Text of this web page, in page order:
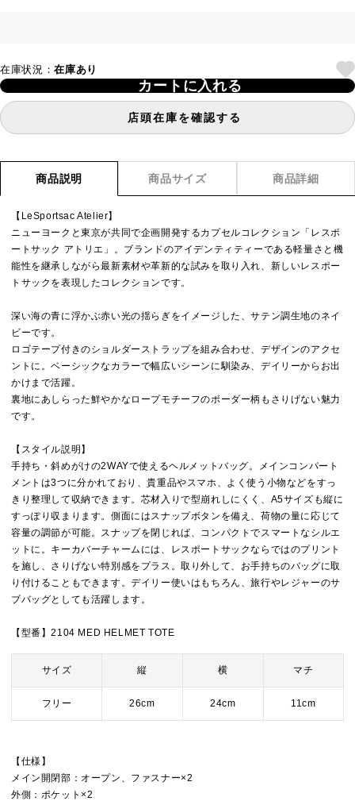
在庫状況：在庫あり
カートに入れる
店頭在庫を確認する
商品説明 商品サイズ 商品詳細
【LeSportsac Atelier】
ニューヨークと東京が共同で企画開発するカプセルコレクション「レスポ
ートサック アトリエ」。ブランドのアイデンティティーである軽量さと機
能性を継承しながら最新素材や革新的な試みを取り入れ、新しいレスポー
トサックを表現したコレクションです。
深い海の青に浮かぶ赤い光の揺らぎをイメージした、サテン調生地のネイ
ビーです。
ロゴテープ付きのショルダーストラップを組み合わせ、デザインのアクセ
ントに。ベーシックなカラーで幅広いシーンに馴染み、デイリーからお出
かけまで活躍。
裏地にあしらった鮮やかなロープモチーフのボーダー柄もさりげない魅力
です。
【スタイル説明】
手持ち・斜めがけの2WAYで使えるヘルメットバッグ。メインコンパート
メントは3つに分かれており、貴重品やスマホ、よく使う小物などをすっ
きり整理して収納できます。芯材入りで型崩れしにくく、A5サイズも縦に
すっぽり収まります。側面にはスナップボタンを備え、荷物の量に応じて
容量の調節が可能。スナップを閉じれば、コンパクトでスマートなシルエ
ットに。キーカバーチャームには、レスポートサックならではのプリント
を施し、さりげない特別感をプラス。取り外して、お手持ちのバッグに取
り付けることもできます。デイリー使いはもちろん、旅行やレジャーのサ
ブバッグとしても活躍します。
【型番】2104 MED HELMET TOTE
サイズ 縦 横 マチ
フリー 26cm 24cm 11cm
【仕様】
メイン開閉部：オープン、ファスナー×2
外側：ポケット×2